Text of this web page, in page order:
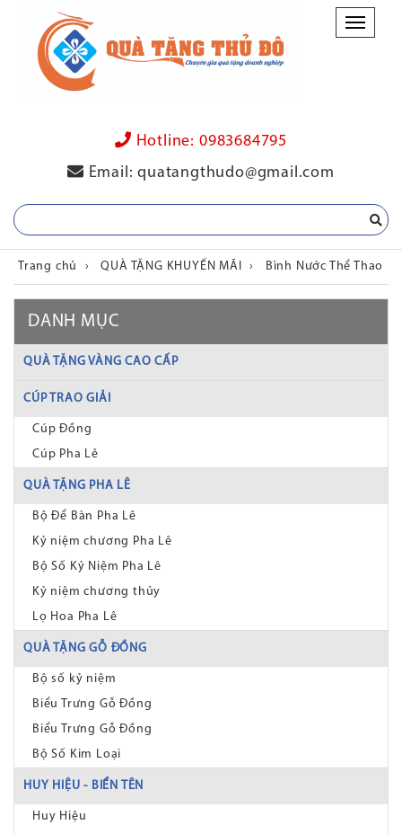
Danh
mục
Hotline: 0983684795
Email:quatangthudo@gmail.com
Trang chủ › QUÀ TẶNG KHUYẾN MÃI › Bình Nước Thể Thao
DANH MỤC
QUÀ TẶNG VÀNG CAO CẤP
CÚP TRAO GIẢI
Cúp Đồng
Cúp Pha Lê
QUÀ TẶNG PHA LÊ
Bộ Để Bàn Pha Lê
Kỷ niệm chương Pha Lê
Bộ Số Kỷ Niệm Pha Lê
Kỷ niệm chương thủy
Lọ Hoa Pha Lê
QUÀ TẶNG GỖ ĐỒNG
Bộ số kỷ niệm
Biểu Trưng Gỗ Đồng
Biểu Trưng Gỗ Đồng
Bộ Số Kim Loại
HUY HIỆU - BIỂN TÊN
Huy Hiệu